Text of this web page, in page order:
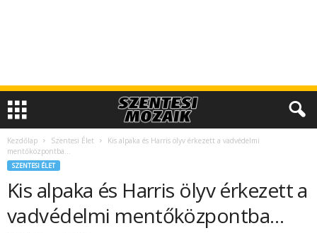
Kezdőlap Szentesi Élet
Kis alpaka és Harris ölyv érkezett a vadvédelmi
mentőközpontba…
SZENTESI ÉLET
Kis alpaka és Harris ölyv érkezett a
vadvédelmi mentőközpontba…